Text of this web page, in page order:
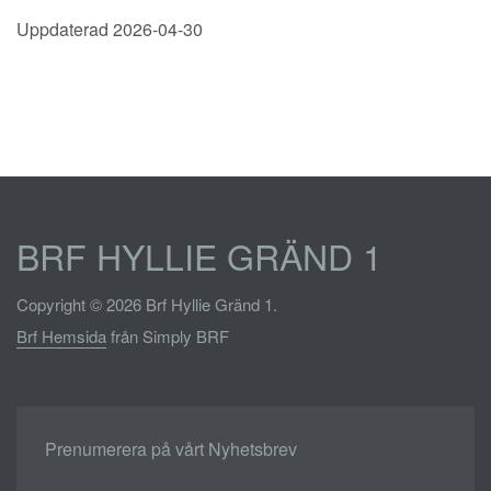
Uppdaterad 2026-04-30
BRF HYLLIE GRÄND 1
Copyright © 2026 Brf Hyllie Gränd 1.
Brf Hemsidafrån Simply BRF
Prenumerera på vårt Nyhetsbrev